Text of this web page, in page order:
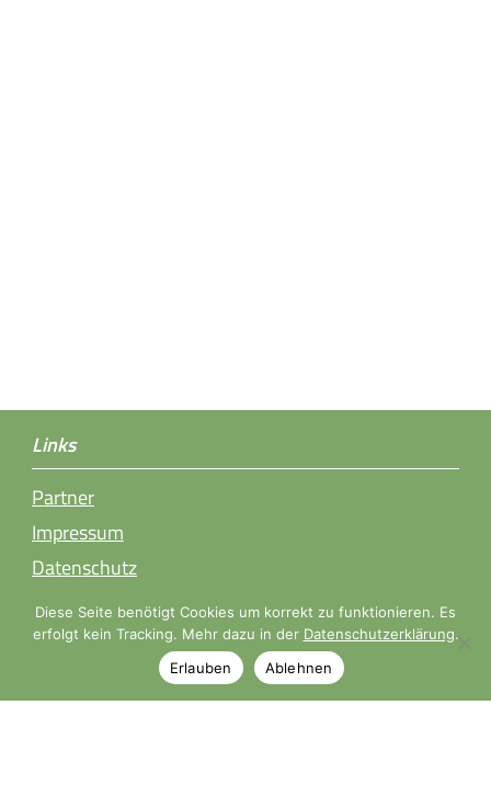
Links
Partner
Impressum
Datenschutz
Öffnungszeiten
Mo, Di, Mi, Fr 9.00-18.30 Uhr
Diese Seite benötigt Cookies um korrekt zu funktionieren. Es
erfolgt kein Tracking. Mehr dazu in der Datenschutzerklärung.
Erlauben
Ablehnen